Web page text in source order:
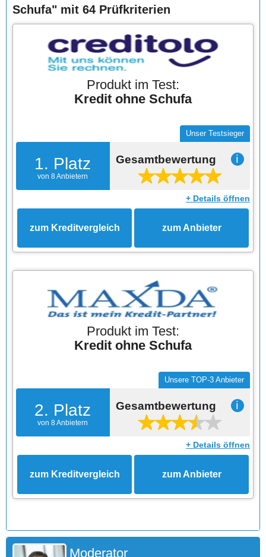
Schufa" mit 64 Prüfkriterien
Produkt im Test:
Kredit ohne Schufa
1. Platz
von 8 Anbietern
Unser Testsieger
Gesamtbewertung ℹ
+ Details öffnen
zum Kreditvergleich zum Anbieter
Produkt im Test:
Kredit ohne Schufa
2. Platz
von 8 Anbietern
Unsere TOP-3 Anbieter
Gesamtbewertung ℹ
+ Details öffnen
zum Kreditvergleich zum Anbieter
Moderator